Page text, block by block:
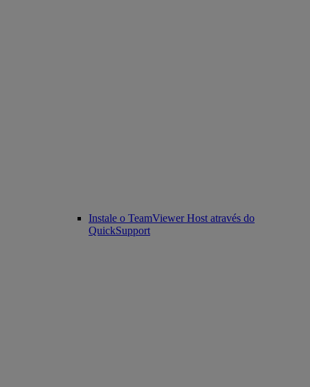
Instale o TeamViewer Host através do
QuickSupport